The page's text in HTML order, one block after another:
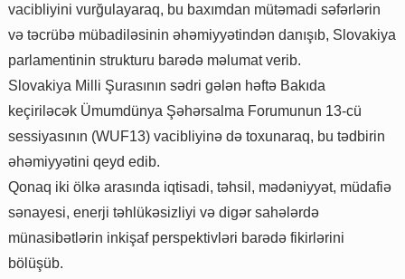
vacibliyini vurğulayaraq, bu baxımdan mütəmadi səfərlərin
və təcrübə mübadiləsinin əhəmiyyətindən danışıb, Slovakiya
parlamentinin strukturu barədə məlumat verib.
Slovakiya Milli Şurasının sədri gələn həftə Bakıda
keçiriləcək Ümumdünya Şəhərsalma Forumunun 13-cü
sessiyasının (WUF13) vacibliyinə də toxunaraq, bu tədbirin
əhəmiyyətini qeyd edib.
Qonaq iki ölkə arasında iqtisadi, təhsil, mədəniyyət, müdafiə
sənayesi, enerji təhlükəsizliyi və digər sahələrdə
münasibətlərin inkişaf perspektivləri barədə fikirlərini
bölüşüb.